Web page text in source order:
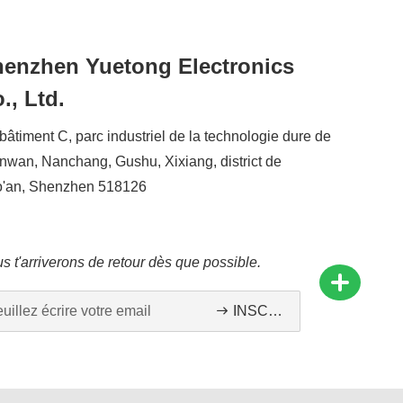
Yuetong Electronics
Ltd.
C, parc industriel de la technologie dure de
Nanchang, Gushu, Xixiang, district de
Shenzhen 518126
t'arriverons de retour dès que possible.
INSCRIVEZ-VOUS